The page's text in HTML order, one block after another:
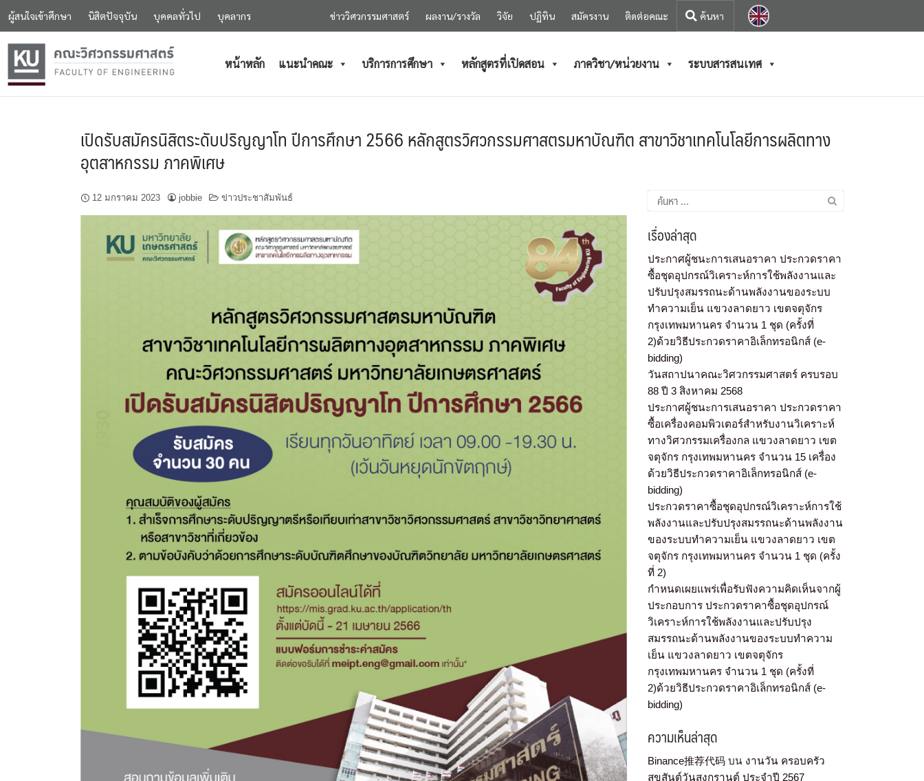
ผู้สนใจเข้าศึกษา นิสิตปัจจุบัน บุคคลทั่วไป บุคลากร ข่าววิศวกรรมศาสตร์ ผลงาน/รางวัล วิจัย ปฏิทิน สมัครงาน ติดต่อคณะ
หน้าหลัก แนะนำคณะ บริการการศึกษา หลักสูตรที่เปิดสอน ภาควิชา/หน่วยงาน ระบบสารสนเทศ
เปิดรับสมัครนิสิตระดับปริญญาโท ปีการศึกษา 2566 หลักสูตรวิศวกรรมศาสตรมหาบัณฑิต สาขาวิชาเทคโนโลยีการผลิตทาง
อุตสาหกรรม ภาคพิเศษ
12 มกราคม 2023 jobbie ข่าวประชาสัมพันธ์
เรื่องล่าสุด
ประกาศผู้ชนะการเสนอราคา ประกวดราคา
ซื้อชุดอุปกรณ์วิเคราะห์การใช้พลังงานและ
ปรับปรุงสมรรถนะด้านพลังงานของระบบ
ทำความเย็น แขวงลาดยาว เขตจตุจักร
กรุงเทพมหานคร จำนวน 1 ชุด (ครั้งที่
2)ด้วยวิธีประกวดราคาอิเล็กทรอนิกส์ (e-
bidding)
วันสถาปนาคณะวิศวกรรมศาสตร์ ครบรอบ
88 ปี 3 สิงหาคม 2568
ประกาศผู้ชนะการเสนอราคา ประกวดราคา
ซื้อเครื่องคอมพิวเตอร์สำหรับงานวิเคราะห์
ทางวิศวกรรมเครื่องกล แขวงลาดยาว เขต
จตุจักร กรุงเทพมหานคร จำนวน 15 เครื่อง
ด้วยวิธีประกวดราคาอิเล็กทรอนิกส์ (e-
bidding)
ประกวดราคาซื้อชุดอุปกรณ์วิเคราะห์การใช้
พลังงานและปรับปรุงสมรรถนะด้านพลังงาน
ของระบบทำความเย็น แขวงลาดยาว เขต
จตุจักร กรุงเทพมหานคร จำนวน 1 ชุด (ครั้ง
ที่ 2)
กำหนดเผยแพร่เพื่อรับฟังความคิดเห็นจากผู้
ประกอบการ ประกวดราคาซื้อชุดอุปกรณ์
วิเคราะห์การใช้พลังงานและปรับปรุง
สมรรถนะด้านพลังงานของระบบทำความ
เย็น แขวงลาดยาว เขตจตุจักร
กรุงเทพมหานคร จำนวน 1 ชุด (ครั้งที่
2)ด้วยวิธีประกวดราคาอิเล็กทรอนิกส์ (e-
bidding)
ความเห็นล่าสุด
Binance推荐代码 บน งานวัน ครอบครัว
สุขสันต์วันสงกรานต์ ประจำปี 2567